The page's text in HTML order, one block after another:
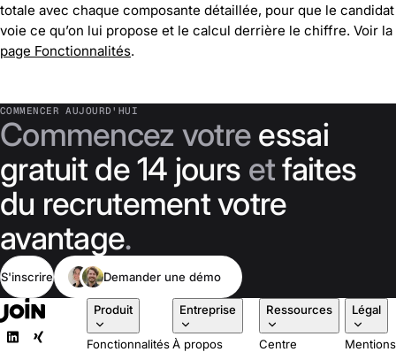
totale avec chaque composante détaillée, pour que le candidat
voie ce qu’on lui propose et le calcul derrière le chiffre. Voir la
page Fonctionnalités.
COMMENCER AUJOURD'HUI
Commencez votre essai
gratuit de 14 jours etfaites
du recrutement votre
avantage.
S'inscrire Demander une démo
Produit
Fonctionnalités
Entreprise
À propos
Ressources
Centre
Légal
Mentions